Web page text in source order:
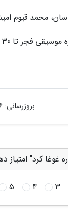
محمد قیوم
بهمن ادامه خواهد داشت.
بروزرسانی: 26
غوغا کرد" امتیاز
3
4
5